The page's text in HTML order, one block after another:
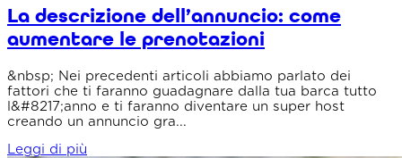
La descrizione dell’annuncio: come
aumentare le prenotazioni
&nbsp; Nei precedenti articoli abbiamo parlato dei
fattori che ti faranno guadagnare dalla tua barca tutto
l&#8217;anno e ti faranno diventare un super host
creando un annuncio gra...
Leggi di più